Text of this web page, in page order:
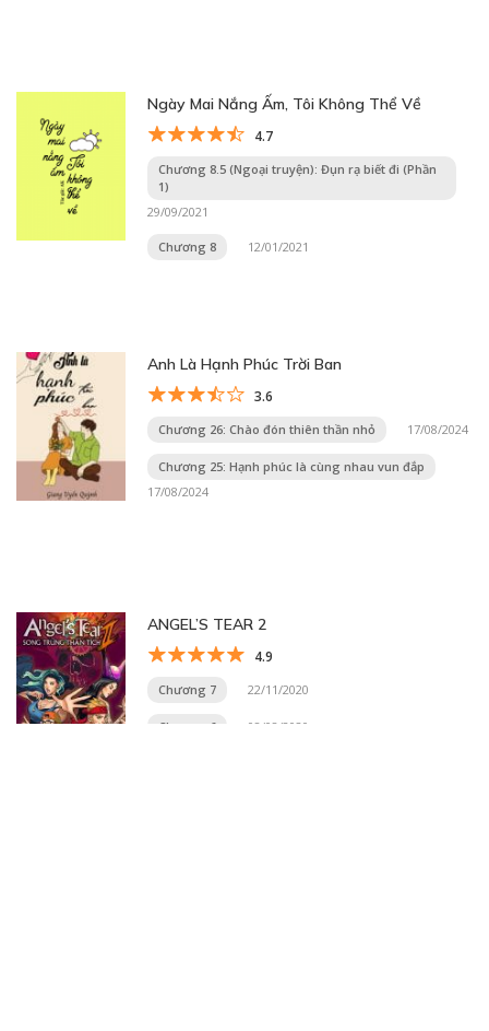
Ngày Mai Nắng Ấm, Tôi Không Thể Về
4.7
Chương 8.5 (Ngoại truyện): Đụn rạ biết đi (Phần
1)
29/09/2021
Chương 8 12/01/2021
Anh Là Hạnh Phúc Trời Ban
3.6
Chương 26: Chào đón thiên thần nhỏ 17/08/2024
Chương 25: Hạnh phúc là cùng nhau vun đắp
17/08/2024
ANGEL’S TEAR 2
4.9
Chương 7 22/11/2020
Chương 6 08/08/2020